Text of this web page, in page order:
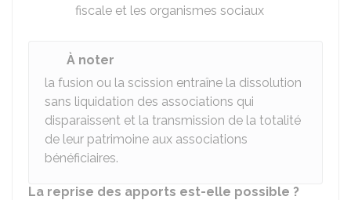
fiscale et les organismes sociaux
À noter
la fusion ou la scission entraîne la dissolution
sans liquidation des associations qui
disparaissent et la transmission de la totalité
de leur patrimoine aux associations
bénéficiaires.
La reprise des apports est-elle possible ?